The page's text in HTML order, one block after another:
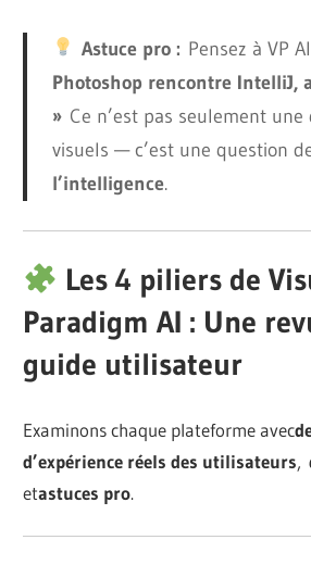
Astuce pro : Pensez à VP
Photoshop rencontre IntelliJ,
»Ce n’est pas seulement une
visuels — c’est une question
l’intelligence.
Les 4 piliers de
Paradigm AI : Une
guide utilisateur
Examinons chaque plateforme avec
d’expérience réels des utilisateurs,
etastuces pro.